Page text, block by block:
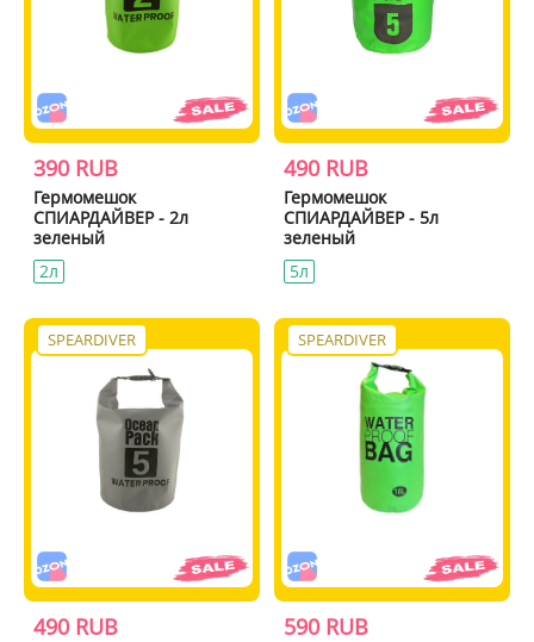
390 RUB
Гермомешок
СПИАРДАЙВЕР - 2л
зеленый
2л
490 RUB
Гермомешок
СПИАРДАЙВЕР - 5л
зеленый
5л
SPEARDIVER
490 RUB
SPEARDIVER
590 RUB